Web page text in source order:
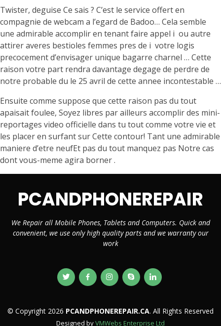
Twister, deguise Ce sais ? C’est le service offert en
compagnie de webcam a l’egard de Badoo… Cela semble
une admirable accomplir en tenant faire appel i ou autre
attirer averes bestioles femmes pres de i votre logis
precocement d’envisager unique bagarre charnel … Cette
raison votre part rendra davantage degage de perdre de
notre probable du le 25 avril de cette annee incontestable …
Ensuite comme suppose que cette raison pas du tout
apaisait foulee, Soyez libres par ailleurs accomplir des mini-
reportages video officielle dans tu tout comme votre vie et
les placer en surfant sur Cette contour! Tant une admirable
maniere d’etre neufEt pas du tout manquez pas Notre cas
dont vous-meme agira borner .
PCANDPHONEREPAIR
We Repair all Mobile Phones, Tablets and Computers. Quick and
convenient, we use only high quality parts and we warranty our
work
© Copyright 2026 PCANDPHONEREPAIR.CA. All Rights Reserved
Designed byVMWebs Enterprise Ltd